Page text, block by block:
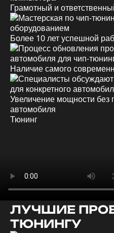
Грамотный и
Более 10 лет успешной
Наличие самого
Увеличение мощности без
автомобиля
Тюнинг
ЛУЧШИЕ
ТЮНИНГУ